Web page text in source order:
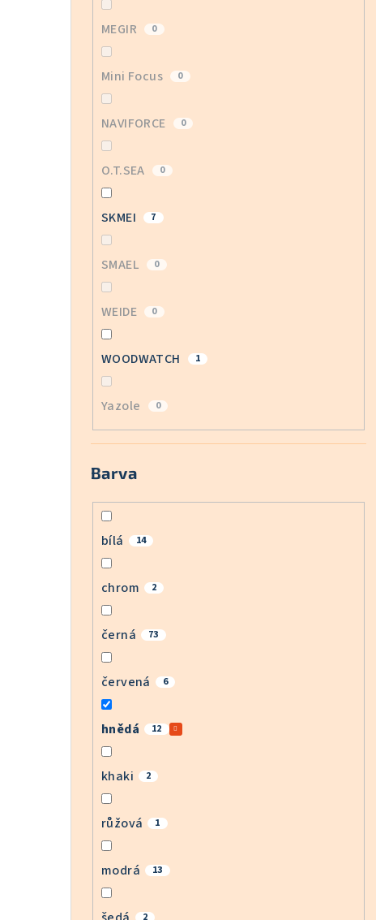
MEGIR 0
Mini Focus 0
NAVIFORCE 0
O.T.SEA 0
SKMEI 7
SMAEL 0
WEIDE 0
WOODWATCH 1
Yazole 0
Barva
bílá 14
chrom 2
černá 73
červená 6
hnědá 12
khaki 2
růžová 1
modrá 13
2